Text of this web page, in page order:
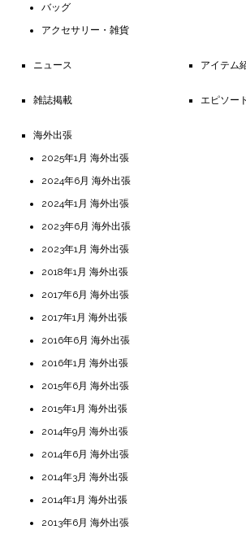
バッグ
アクセサリー・雑貨
ニュース アイテム
雑誌掲載 エピソー
海外出張
2025年1月 海外出張
2024年6月 海外出張
2024年1月 海外出張
2023年6月 海外出張
2023年1月 海外出張
2018年1月 海外出張
2017年6月 海外出張
2017年1月 海外出張
2016年6月 海外出張
2016年1月 海外出張
2015年6月 海外出張
2015年1月 海外出張
2014年9月 海外出張
2014年6月 海外出張
2014年3月 海外出張
2014年1月 海外出張
2013年6月 海外出張